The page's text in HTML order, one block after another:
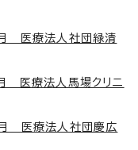
医療法人社団緑清
医療法人馬場クリニ
医療法人社団慶広